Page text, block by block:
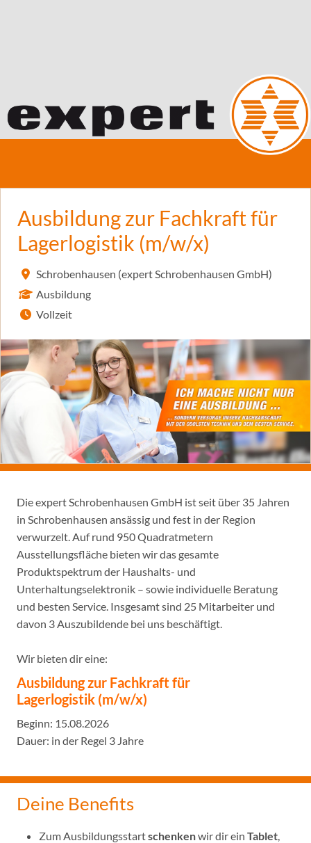
Ausbildung zur Fachkraft für
Lagerlogistik (m/w/x)
Schrobenhausen (expert Schrobenhausen GmbH)
Ausbildung
Vollzeit
Die expert Schrobenhausen GmbH ist seit über 35 Jahren
in Schrobenhausen ansässig und fest in der Region
verwurzelt. Auf rund 950 Quadratmetern
Ausstellungsfläche bieten wir das gesamte
Produktspektrum der Haushalts- und
Unterhaltungselektronik – sowie individuelle Beratung
und besten Service. Insgesamt sind 25 Mitarbeiter und
davon 3 Auszubildende bei uns beschäftigt.
Wir bieten dir eine:
Ausbildung zur Fachkraft für
Lagerlogistik (m/w/x)
Beginn: 15.08.2026
Dauer: in der Regel 3 Jahre
Deine Benefits
Zum Ausbildungsstartschenkenwir dir ein Tablet,